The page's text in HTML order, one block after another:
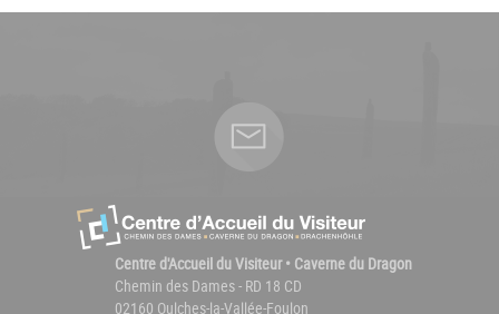
Centre d'Accueil du Visiteur • Caverne du Dragon
Chemin des Dames - RD 18 CD
02160 Oulches-la-Vallée-Foulon